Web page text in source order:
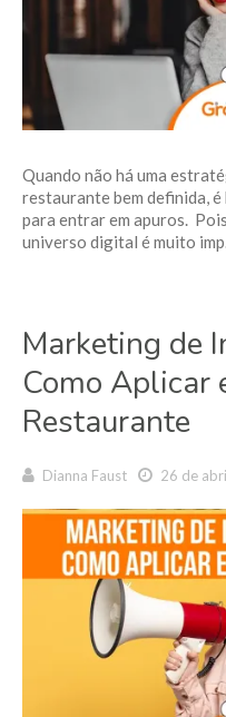
Quando não há uma
restaurante bem definida,
para entrar em apuros.
universo digital é muito
Marketing de
Como Aplicar
Restaurante
Dianna Faust 26 de